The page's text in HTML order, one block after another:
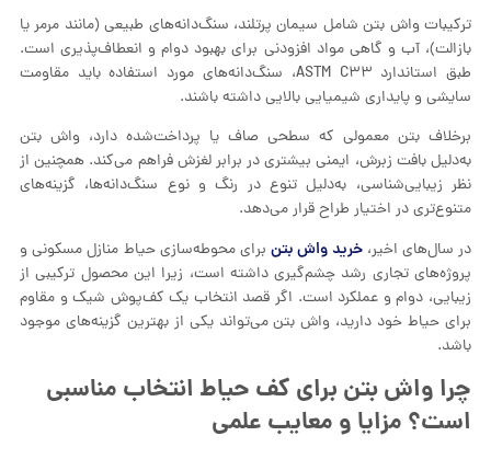
ترکیبات واش بتن شامل سیمان پرتلند، سنگ‌دانه‌های طبیعی (مانند مرمر یا
بازالت)، آب و گاهی مواد افزودنی برای بهبود دوام و انعطاف‌پذیری است.
طبق استاندارد ASTM C۳۳، سنگ‌دانه‌های مورد استفاده باید مقاومت
سایشی و پایداری شیمیایی بالایی داشته باشند.
برخلاف بتن معمولی که سطحی صاف یا پرداخت‌شده دارد، واش بتن
به‌دلیل بافت زبرش، ایمنی بیشتری در برابر لغزش فراهم می‌کند. همچنین از
نظر زیبایی‌شناسی، به‌دلیل تنوع در رنگ و نوع سنگ‌دانه‌ها، گزینه‌های
متنوع‌تری در اختیار طراح قرار می‌دهد.
در سال‌های اخیر،خرید واش بتنبرای محوطه‌سازی حیاط منازل مسکونی و
پروژه‌های تجاری رشد چشم‌گیری داشته است، زیرا این محصول ترکیبی از
زیبایی، دوام و عملکرد است. اگر قصد انتخاب یک کف‌پوش شیک و مقاوم
برای حیاط خود دارید، واش بتن می‌تواند یکی از بهترین گزینه‌های موجود
باشد.
چرا واش بتن برای کف حیاط انتخاب مناسبی
است؟ مزایا و معایب علمی